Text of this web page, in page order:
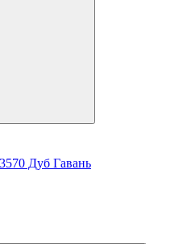
Дуб Гавань